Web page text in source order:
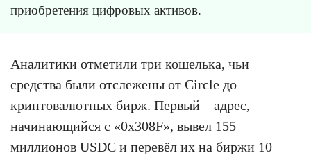
приобретения цифровых активов.
Аналитики отметили три кошелька, чьи
средства были отслежены от Circle до
криптовалютных бирж. Первый – адрес,
начинающийся с «0x308F», вывел 155
миллионов USDC и перевёл их на биржи 10